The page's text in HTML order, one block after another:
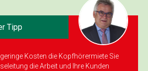
Tipp
Kosten die Kopf­hörermiete Sie
die Arbeit und Ihre Kunden